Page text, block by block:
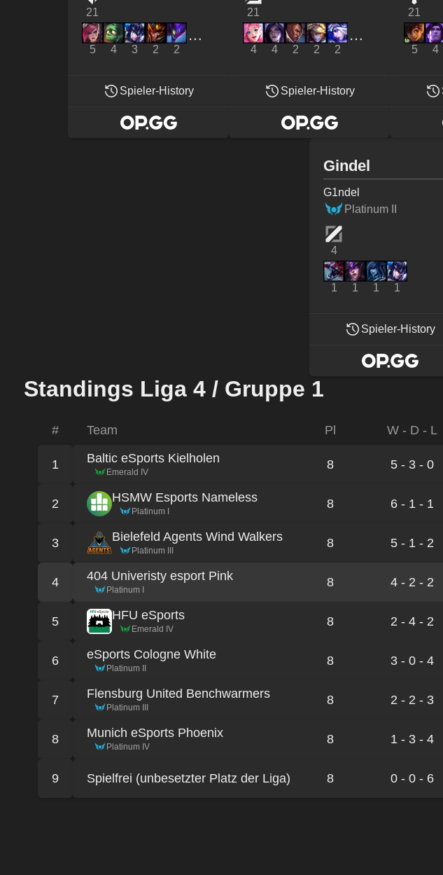
21
5 4 3 2 2
Spieler-History
21
4 4 2 2 2
Spieler-History
21
5 4
Gindel
G1ndel
Platinum II
4
1 1 1 1
Spieler-History
Standings Liga 4 / Gruppe 1
# Team Pl W - D - L
1 Baltic eSports Kielholen
Emerald IV
8 5 - 3 - 0
2 HSMW Esports Nameless
Platinum I
8 6 - 1 - 1
3 Bielefeld Agents Wind Walkers
Platinum III
8 5 - 1 - 2
4 404 Univeristy esport Pink
Platinum I
8 4 - 2 - 2
5 HFU eSports
Emerald IV
8 2 - 4 - 2
6 eSports Cologne White
Platinum II
8 3 - 0 - 4
7 Flensburg United Benchwarmers
Platinum III
8 2 - 2 - 3
8 Munich eSports Phoenix
Platinum IV
8 1 - 3 - 4
9 Spielfrei (unbesetzter Platz der Liga) 8 0 - 0 - 6